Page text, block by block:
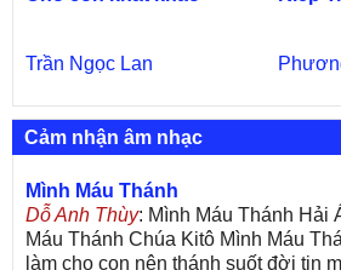
Trần Ngọc Lan
Cảm nhận âm nhạc
Mình Máu Thánh
Dỗ Anh Thùy: Mình Máu Thánh Hải
Máu Thánh Chúa Kitô Mình Máu
làm cho con nên thánh suốt đời tin